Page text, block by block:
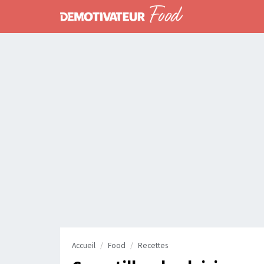
Accueil Food Recettes